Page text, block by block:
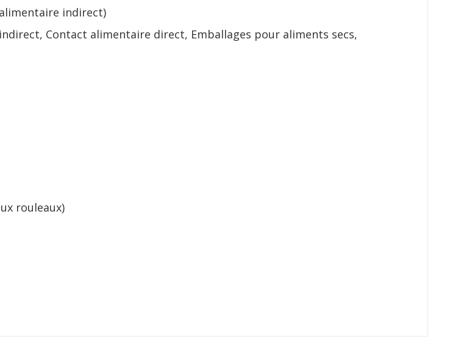
indirect)
Contact alimentaire direct, Emballages pour aliments secs,
rouleaux)